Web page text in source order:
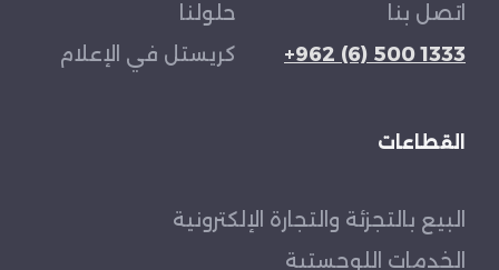
اتصل بنا
+962 (6) 500 1333
حلولنا
كريستل في الإعلام
القطاعات
البيع بالتجزئة والتجارة الإلكترونية
الخدمات اللوجستية